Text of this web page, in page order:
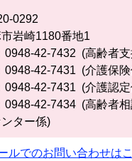
0292
岩崎1180番地1
0948-42-7432
高齢者
0948-42-7431
介護保
0948-42-7431
介護認
0948-42-7434
高齢者
ター係
ルでのお問い合わせは